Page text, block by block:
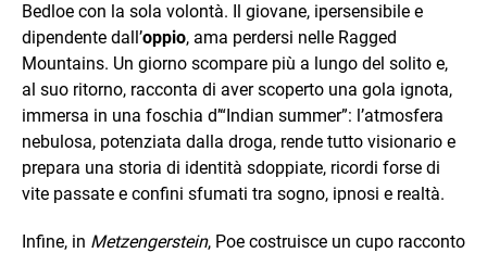
Bedloe con la sola volontà. Il giovane, ipersensibile e
dipendente dall’oppio, ama perdersi nelle Ragged
Mountains. Un giorno scompare più a lungo del solito e,
al suo ritorno, racconta di aver scoperto una gola ignota,
immersa in una foschia d’“Indian summer”: l’atmosfera
nebulosa, potenziata dalla droga, rende tutto visionario e
prepara una storia di identità sdoppiate, ricordi forse di
vite passate e confini sfumati tra sogno, ipnosi e realtà.
Infine, in Metzengerstein, Poe costruisce un cupo racconto